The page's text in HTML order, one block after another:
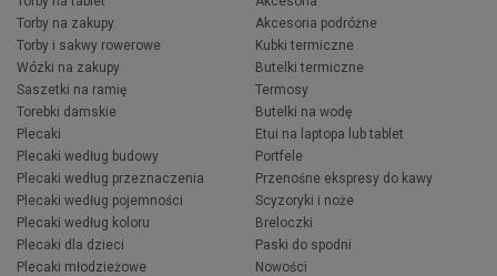
Torby na zakupy
Torby i sakwy rowerowe
Wózki na zakupy
Saszetki na ramię
Torebki damskie
Plecaki
Plecaki według budowy
Plecaki według przeznaczenia
Plecaki według pojemności
Plecaki według koloru
Plecaki dla dzieci
Plecaki młodzieżowe
Akcesoria podróżne
Kubki termiczne
Butelki termiczne
Termosy
Butelki na wodę
Etui na laptopa lub tablet
Portfele
Przenośne ekspresy do kawy
Scyzoryki i noże
Breloczki
Paski do spodni
Nowości